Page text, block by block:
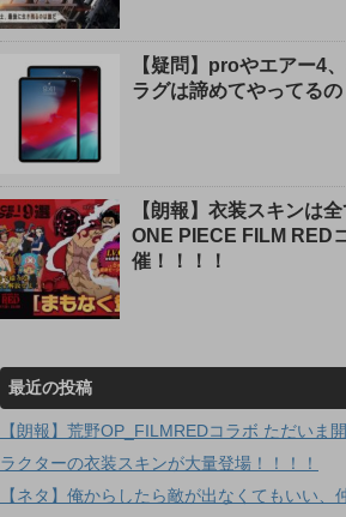
【疑問】proやエアー4
ラグは諦めてやってるの
【朗報】衣装スキンは
ONE PIECE FILM RED
催！！！！
最近の投稿
【朗報】荒野OP_FILMREDコラボ ただいま
ラクターの衣装スキンが大量登場！！！！
【ネタ】俺からしたら敵が出なくてもいい、